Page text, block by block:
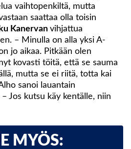
vaihtopenkiltä, mutta
saattaa olla toisin
Kanervan vihjattua
– Minulla on alla yksi A-
jo aikaa. Pitkään olen
kovasti töitä, että se sauma
mutta se ei riitä, totta kai
sanoi lauantain
– Jos kutsu käy kentälle, niin
MYÖS: